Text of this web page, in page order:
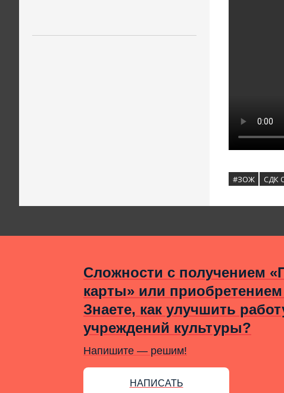
#ЗОЖ СДК
Сложности с получением
карты» или
Знаете, как улучшить
учреждений культуры?
Напишите — решим!
НАПИСАТЬ